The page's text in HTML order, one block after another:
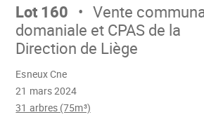
Lot 160
Vente
domaniale et CPAS de la
Direction de Liège
21 mars 2024
Esneux Cne
31 arbres (75m³)